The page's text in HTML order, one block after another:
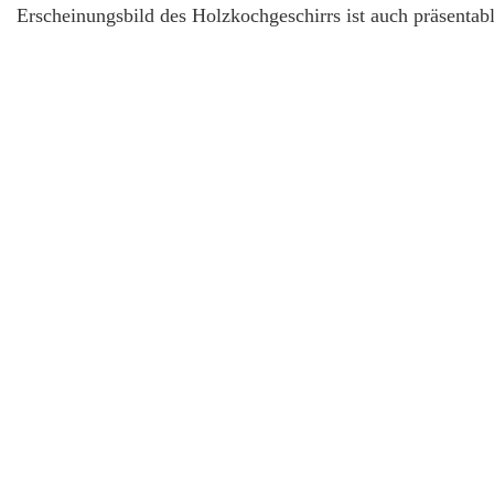
Erscheinungsbild des Holzkochgeschirrs ist auch